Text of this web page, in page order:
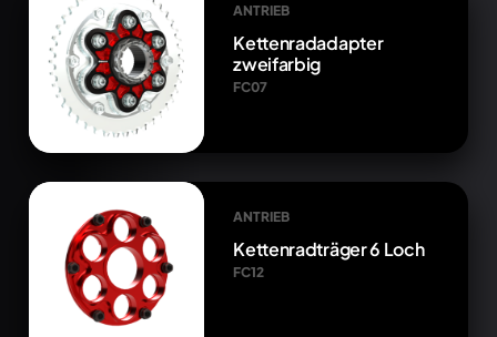
ANTRIEB
Kettenradadapter
zweifarbig
FC07
ANTRIEB
Kettenradträger 6 Loch
FC12